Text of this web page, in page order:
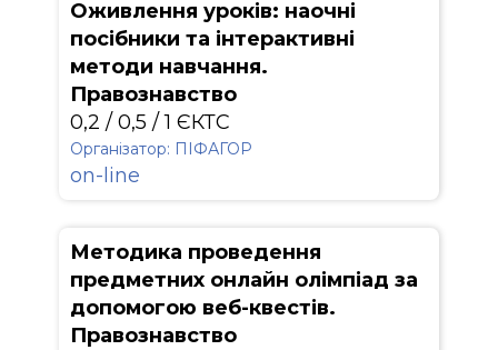
Оживлення уроків: наочні
посібники та інтерактивні
методи навчання.
Правознавство
0,2 / 0,5 / 1 ЄКТС
Організатор: ПІФАГОР
on-line
Методика проведення
предметних онлайн олімпіад за
допомогою веб-квестів.
Правознавство